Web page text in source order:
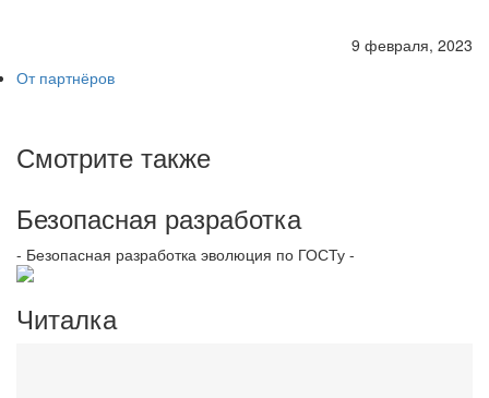
9 февраля, 2023
От партнёров
Смотрите также
Безопасная разработка
- Безопасная разработка эволюция по ГОСТу -
Читалка